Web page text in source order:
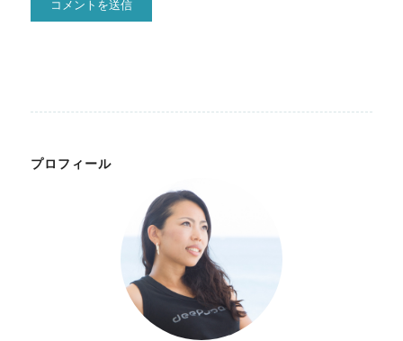
プロフィール